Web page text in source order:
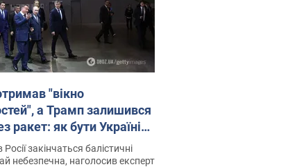
"вікно
а Трамп залишився
ракет: як бути Україні?
з Мельником
закінчаться балістичні
небезпечна, наголосив експерт